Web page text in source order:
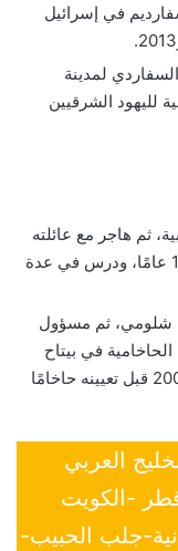
في إسرائيل
السفاردي لمدينة
لليهود الشرقيين
ثم هاجر مع عائلته
إلى إسرائيل سنة 1962 وهو في سن 14 عامًا، ودرس في عدة
شلومي، ثم مسؤول
في بيتاح
تكفا، ثم الحاخام الأكبر لتل أبيب عام 2002 قبل تعيينه حاخامًا
العربي
-الكويت
جلب الحبيب-